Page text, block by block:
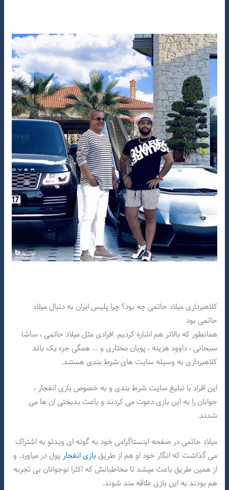
کلاهبرداری میلاد حاتمی چه بود؟ چرا پلیس ایران به دنبال میلاد
حاتمی بود
همانطور که بالاتر هم اشاره کردیم. افرادی مثل میلاد حاتمی ، ساشا
سبحانی ، داوود هزینه ، پویان مختاری و … همگی جزء یک باند
کلاهبرداری به وسیله سایت های شرط بندی هستند.
این افراد با تبلیغ سایت شرط بندی و به خصوص بازی انفجار ،
جوانان را به این بازی دعوت می کردند و باعث بدبختی ان ها می
شدند.
میلاد حاتمی در صفحه اینستاگرامی خود به گونه ای ویدئو به اشتراک
می گذاشت که انگار خود او هم از طریق بازی انفجار پول در میاورد. و
از همین طریق باعث میشد تا مخاطبانش که اکثرا نوجوانان بی تجربه
هم بودند به این بازی علاقه مند شوند.